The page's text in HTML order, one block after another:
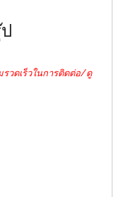
วดเร็วในการติดต่อ/ดู